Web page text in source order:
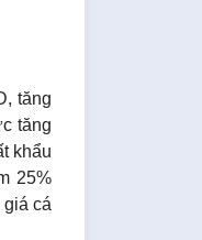
tăng
tăng
khẩu
25%
cá